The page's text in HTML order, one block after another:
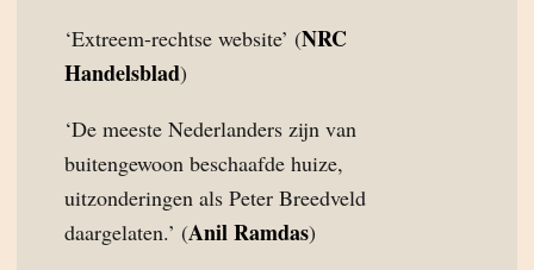
‘Extreem-rechtse website’ (NRC
Handelsblad)
‘De meeste Nederlanders zijn van
buitengewoon beschaafde huize,
uitzonderingen als Peter Breedveld
daargelaten.’ (Anil Ramdas)